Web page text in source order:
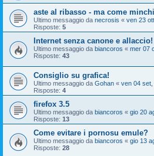
aste al ribasso - ma come
Ultimo messaggio da necrosis « ven 23
Risposte: 5
Internet senza canone e allaccio!
Ultimo messaggio da biancoros « mer 07
Risposte: 43
Consiglio su grafica!
Ultimo messaggio da Gohan « ven 04 set,
Risposte: 4
firefox 3.5
Ultimo messaggio da biancoros « gio 20
Risposte: 13
Come evitare i pornosu emule?
Ultimo messaggio da biancoros « gio 13
Risposte: 28